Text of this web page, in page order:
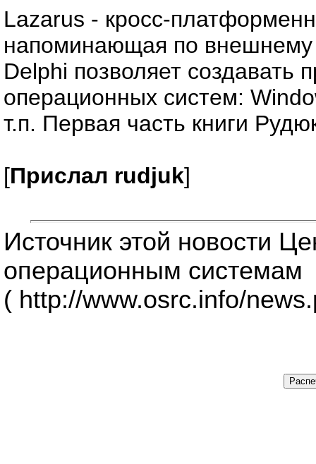
Lazarus - кросс-
напоминающая по внешнему
Delphi позволяет
операционных систем:
т.п. Первая часть книги
[Прислал rudjuk]
Источник этой новости
операционным системам
( http://www.osrc.info/